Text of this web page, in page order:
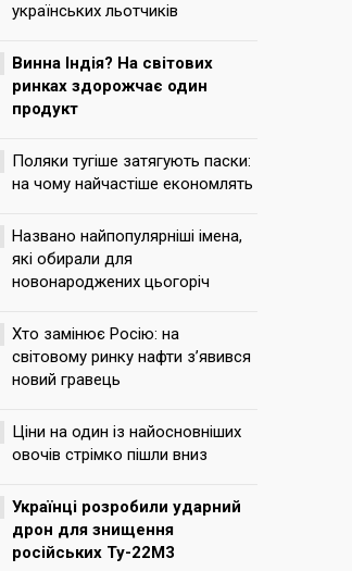
українських льотчиків
Винна Індія? На світових
ринках здорожчає один
продукт
Поляки тугіше затягують паски:
на чому найчастіше економлять
Названо найпопулярніші імена,
які обирали для
новонароджених цьогоріч
Хто замінює Росію: на
світовому ринку нафти з’явився
новий гравець
Ціни на один із найосновніших
овочів стрімко пішли вниз
Українці розробили ударний
дрон для знищення
російських Ту-22М3